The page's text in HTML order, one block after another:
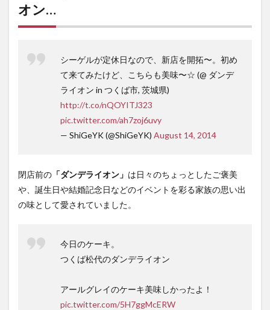
オン…
シーゲルが定休日なので、新店を開拓〜。初め
て来てみたけど、こちらも美味〜☆ (@ ダンデ
ライオン in つくば市, 茨城県)
http://t.co/nQOYITJ323
pic.twitter.com/ah7zoj6uvy
— ShiGeYK (@ShiGeYK) August 14, 2014
閉店前の 「ダンデライオン」 は日々のちょっとしたご褒美
や、誕生日や結婚記念日などのイベントを彩る家族の思い出
の味として愛されていました。
今日のケーキ。
つくば松代のダンデライオン
アールグレイのケーキ美味しかったよ！
pic.twitter.com/5H7ggMcERW